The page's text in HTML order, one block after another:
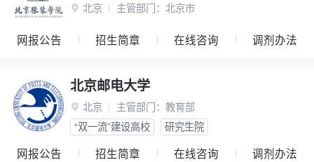
 北京 主管部门： 北京市
网报公告 招生简章 在线咨询 调剂办法
北京邮电大学
 北京 主管部门： 教育部
“双一流”建设高校
研究生院
网报公告 招生简章 在线咨询 调剂办法